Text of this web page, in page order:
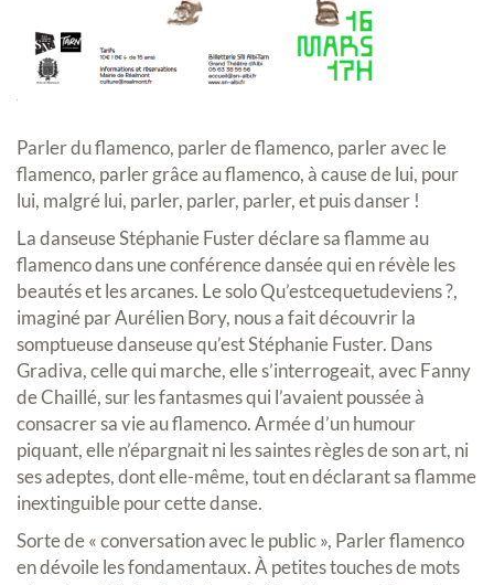
Parler du flamenco, parler de flamenco, parler avec le
flamenco, parler grâce au flamenco, à cause de lui, pour
lui, malgré lui, parler, parler, parler, et puis danser !
La danseuse Stéphanie Fuster déclare sa flamme au
flamenco dans une conférence dansée qui en révèle les
beautés et les arcanes. Le solo Qu’estcequetudeviens ?,
imaginé par Aurélien Bory, nous a fait découvrir la
somptueuse danseuse qu’est Stéphanie Fuster. Dans
Gradiva, celle qui marche, elle s’interrogeait, avec Fanny
de Chaillé, sur les fantasmes qui l’avaient poussée à
consacrer sa vie au flamenco. Armée d’un humour
piquant, elle n’épargnait ni les saintes règles de son art, ni
ses adeptes, dont elle-même, tout en déclarant sa flamme
inextinguible pour cette danse.
Sorte de « conversation avec le public », Parler flamenco
en dévoile les fondamentaux. À petites touches de mots